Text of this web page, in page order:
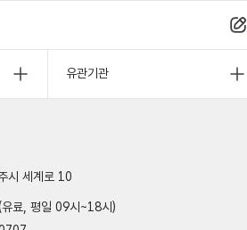
유관기관
시 세계로 10
료, 평일 09시~18시)